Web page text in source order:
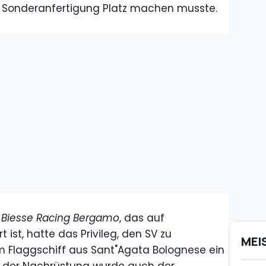
Platz machen musste.
Biesse Racing Bergamo, das auf
ist, hatte das Privileg, den SV zu
Flaggschiff aus Sant"Agata Bolognese ein